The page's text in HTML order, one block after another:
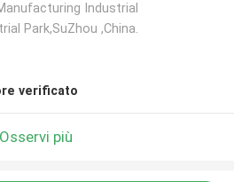
Industrial
Park,SuZhou ,China.
verificato
Osservi più